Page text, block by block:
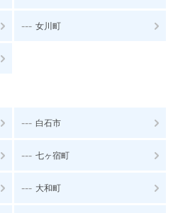
--- 女川町
--- 白石市
--- 七ヶ宿町
--- 大和町